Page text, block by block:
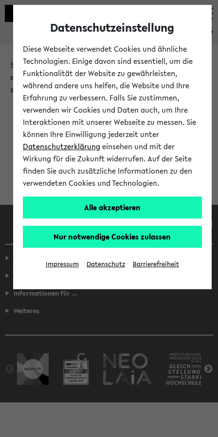
eKVV
Sie möchten auf eine eKVV Funktion zugreifen, die Ihnen
erst nach einer Anmeldung am System zur Verfügung
steht.
Bitte melden Sie sich an:
Anmeldung am eKVV
Informationen für ...
Weiteres
Datenschutzeinstellung
Diese Webseite verwendet Cookies und ähnliche
Technologien. Einige davon sind essentiell, um die
Funktionalität der Website zu gewährleisten,
während andere uns helfen, die Website und Ihre
Erfahrung zu verbessern. Falls Sie zustimmen,
verwenden wir Cookies und Daten auch, um Ihre
Interaktionen mit unserer Webseite zu messen. Sie
können Ihre Einwilligung jederzeit unter
Datenschutzerklärung einsehen und mit der
Wirkung für die Zukunft widerrufen. Auf der Seite
finden Sie auch zusätzliche Informationen zu den
verwendeten Cookies und Technologien.
Alle akzeptieren
Nur notwendige Cookies zulassen
Impressum Datenschutz Barrierefreiheit